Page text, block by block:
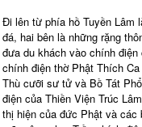
Đi lên từ phía hồ Tuyền Lâm
đá, hai bên là những rặng
đưa du khách vào chính
chính điện thờ Phật Thích
Thù cưỡi sư tử và Bồ Tát
điện của Thiền Viện Trúc
thị hiện của đức Phật và